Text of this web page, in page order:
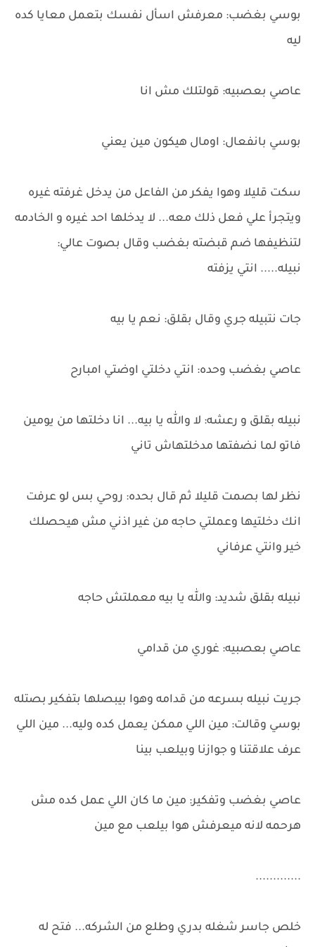
بوسي بغضب: معرفش اسأل نفسك بتعمل معايا كده
ليه
عاصي بعصبيه: قولتلك مش انا
بوسي بانفعال: اومال هيكون مين يعني
سكت قليلا وهوا يفكر من الفاعل من يدخل غرفته غيره
ويتجرأ علي فعل ذلك معه... لا يدخلها احد غيره و الخادمه
لتنظيفها ضم قبضته بغضب وقال بصوت عالي:
نبيله..... انتي يزفته
جات نتبيله جري وقال بقلق: نعم يا بيه
عاصي بغضب وحده: انتي دخلتي اوضتي امبارح
نبيله بقلق و رعشه: لا والله يا بيه... انا دخلتها من يومين
فاتو لما نضفتها مدخلتهاش تاني
نظر لها بصمت قليلا ثم قال بحده: روحي بس لو عرفت
انك دخلتيها وعملتي حاجه من غير اذني مش هيحصلك
خير وانتي عرفاني
نبيله بقلق شديد: والله يا بيه معملتش حاجه
عاصي بعصبيه: غوري من قدامي
جريت نبيله بسرعه من قدامه وهوا بيبصلها بتفكير بصتله
بوسي وقالت: مين اللي ممكن يعمل كده وليه... مين اللي
عرف علاقتنا و جوازنا وبيلعب بينا
عاصي بغضب وتفكير: مين ما كان اللي عمل كده مش
هرحمه لانه ميعرفش هوا بيلعب مع مين
.............
خلص جاسر شغله بدري وطلع من الشركه... فتح له